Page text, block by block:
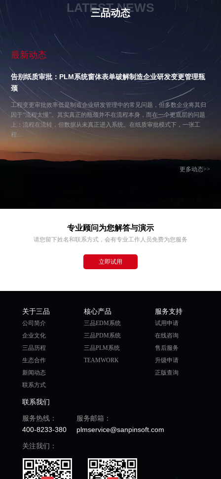
LATEST NEWS
三品动态
最新动态
告别纸质审批：PLM系统窗体表单破解制造企业研发变更管理瓶
颈
工程变更审批效率低是制造企业研发管理中的常见问题，但多数企业将其归
因于“流程太慢”。其实真正的瓶颈并不在流程本身，而在一个更底层的问题
上：流程在流转，但数据从未真正进入系统。在纸质审批模式下，一张工
程…
更多动态>>
专业顾问为您解答与演示
请您留下姓名和联系方式，会有专业工作人员免费为您服务
立即试用
关于三品
公司简介
企业文化
三品历程
生态合作
新闻动态
联系方式
核心产品
三品EDM系统
三品PDM系统
三品PLM系统
TEAMWORK
服务支持
试用申请
在线咨询
售后服务
升级申请
正版查询
联系我们
服务热线：
400-8233-380
服务邮箱：
plmservice@sanpinsoft.com
关注我们：